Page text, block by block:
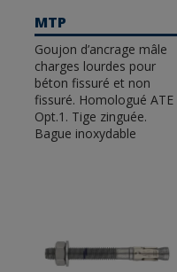
capables de
dans tous les types
disposons d'options
ETE Opt 1 pour
et non fissuré, la
résistance au feu,
comprend des
chimiques
différentes
MTP
Goujon d’ancrage mâle
charges lourdes pour
béton fissuré et non
fissuré. Homologué ATE
Opt.1. Tige zinguée.
Bague inoxydable